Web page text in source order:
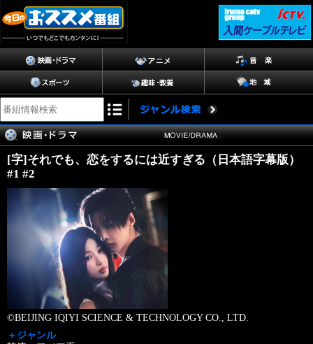
[字]それでも、恋をするには近すぎる（日本語字幕版）
#1 #2
©BEIJING IQIYI SCIENCE & TECHNOLOGY CO., LTD.
＋ジャンル